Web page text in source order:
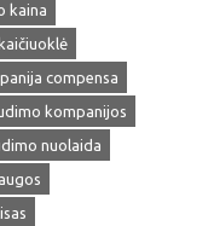
kaina
compensa
kompanijos
nuolaida